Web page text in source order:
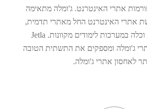
אתרי האינטרנט. ג'ומלה מתאימה
אתרי האינטרנט החל מאתרי תדמית,
דרך אתרי מסחר וכלה במערכות לימודים מקוונות. Jetla
ג'ומלה ומספקים את התשתית הטובה
לאחסון אתרי ג'ומלה.